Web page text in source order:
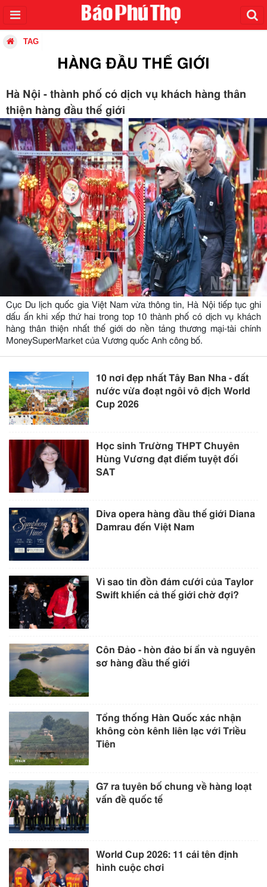
TAG
HÀNG ĐẦU THẾ GIỚI
Hà Nội - thành phố có dịch vụ khách hàng thân
thiện hàng đầu thế giới
Cục Du lịch quốc gia Việt Nam vừa thông tin, Hà Nội tiếp tục ghi
dấu ấn khi xếp thứ hai trong top 10 thành phố có dịch vụ khách
hàng thân thiện nhất thế giới do nền tảng thương mại-tài chính
MoneySuperMarket của Vương quốc Anh công bố.
10 nơi đẹp nhất Tây Ban Nha - đất
nước vừa đoạt ngôi vô địch World
Cup 2026
Học sinh Trường THPT Chuyên
Hùng Vương đạt điểm tuyệt đối
SAT
Diva opera hàng đầu thế giới Diana
Damrau đến Việt Nam
Vì sao tin đồn đám cưới của Taylor
Swift khiến cả thế giới chờ đợi?
Côn Đảo - hòn đảo bí ẩn và nguyên
sơ hàng đầu thế giới
Tổng thống Hàn Quốc xác nhận
không còn kênh liên lạc với Triều
Tiên
G7 ra tuyên bố chung về hàng loạt
vấn đề quốc tế
World Cup 2026: 11 cái tên định
hình cuộc chơi